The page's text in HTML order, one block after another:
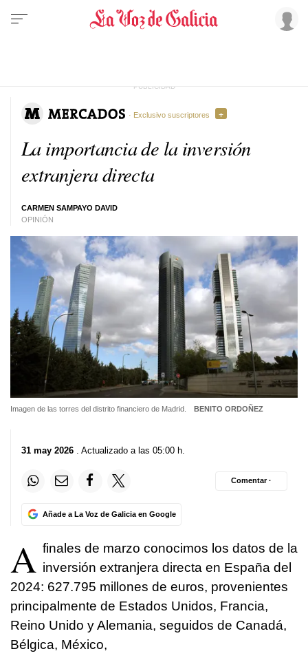
La importancia de la inversión
extranjera directa
CARMEN SAMPAYO DAVID
OPINIÓN
· Exclusivo suscriptores
Imagen de las torres del distrito financiero de Madrid. BENITO ORDOÑEZ
31 may 2026 . Actualizado a las 05:00 h.
Añade a La Voz de Galicia en Google
Comentar ·
A finales de marzo conocimos los datos de la
inversión extranjera directa en España del
2024: 627.795 millones de euros, provenientes
principalmente de Estados Unidos, Francia,
Reino Unido y Alemania, seguidos de Canadá,
Bélgica, México,